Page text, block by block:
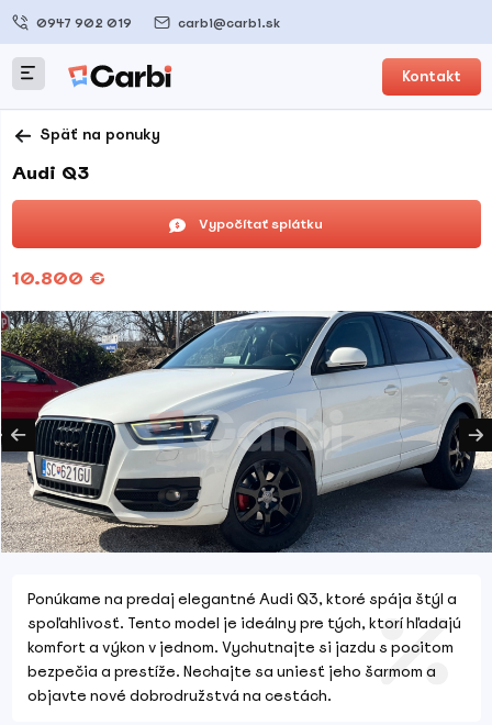
0947 902 019 carbi@carbi.sk
Kontakt
Späť na ponuky
Audi Q3
Vypočítať splátku
10.800 €
Ponúkame na predaj elegantné Audi Q3, ktoré spája štýl a
spoľahlivosť. Tento model je ideálny pre tých, ktorí hľadajú
komfort a výkon v jednom. Vychutnajte si jazdu s pocitom
bezpečia a prestíže. Nechajte sa uniesť jeho šarmom a
objavte nové dobrodružstvá na cestách.